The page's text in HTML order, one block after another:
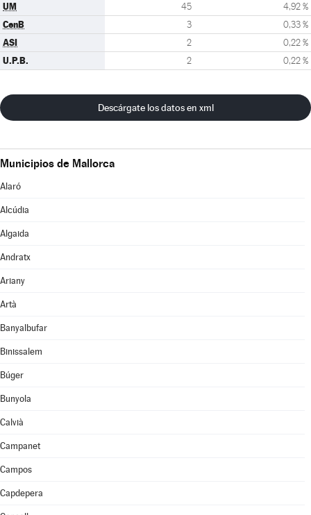
UM 45 4,92 %
CenB 3 0,33 %
ASI 2 0,22 %
U.P.B. 2 0,22 %
Descárgate los datos en xml
Municipios de Mallorca
Alaró
Alcúdia
Algaida
Andratx
Ariany
Artà
Banyalbufar
Binissalem
Búger
Bunyola
Calvià
Campanet
Campos
Capdepera